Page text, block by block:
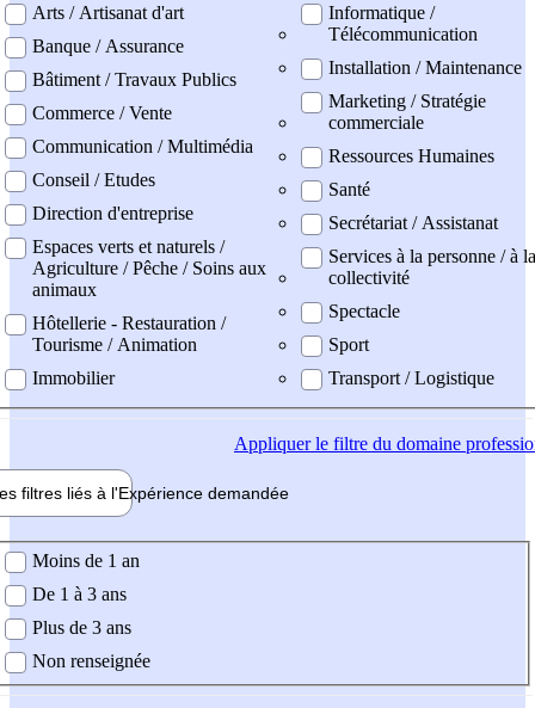
Arts / Artisanat d'art
Banque / Assurance
Bâtiment / Travaux Publics
Commerce / Vente
Communication / Multimédia
Conseil / Etudes
Direction d'entreprise
Espaces verts et naturels /
Agriculture / Pêche / Soins aux
animaux
Hôtellerie - Restauration /
Tourisme / Animation
Immobilier
Informatique /
Télécommunication
Installation / Maintenance
Marketing / Stratégie
commerciale
Ressources Humaines
Santé
Secrétariat / Assistanat
Services à la personne / à la
collectivité
Spectacle
Sport
Transport / Logistique
Appliquerle filtre du domaine
filtres liés à l'Expérience demandée
demandée
Moins de 1 an
De 1 à 3 ans
Plus de 3 ans
Non renseignée